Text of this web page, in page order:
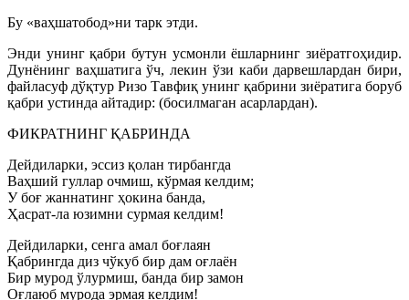
Бу «ваҳшатобод»ни тарк этди.
Энди унинг қабри бутун усмонли ёшларнинг зиёратгоҳидир.
Дунёнинг ваҳшатига ўч, лекин ўзи каби дарвешлардан бири,
файласуф дўқтур Ризо Тавфиқ унинг қабрини зиёратига боруб
қабри устинда айтадир: (босилмаган асарлардан).
ФИКРАТНИНГ ҚАБРИНДА
Дейдиларки, эссиз қолан тирбангда
Ваҳший гуллар очмиш, кўрмая келдим;
У боғ жаннатинг ҳокина банда,
Ҳасрат-ла юзимни сурмая келдим!
Дейдиларки, сенга амал боғлаян
Қабрингда диз чўкуб бир дам оғлаён
Бир мурод ўлурмиш, банда бир замон
Оғлаюб мурода эрмая келдим!